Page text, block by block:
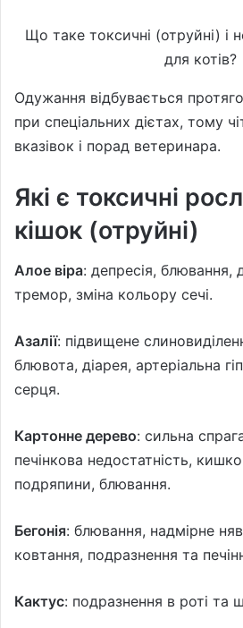
Що таке токсичні (отруйні) і
для котів?
Одужання відбувається
при спеціальних дієтах, тому
вказівок і порад ветеринара.
Які є токсичні
кішок (отруйні)
Алое віра: депресія, блювання,
тремор, зміна кольору сечі.
Азалії: підвищене
блювота, діарея, артеріальна
серця.
Картонне дерево: сильна
печінкова недостатність,
подряпини, блювання.
Бегонія: блювання, надмірне
ковтання, подразнення та
Кактус: подразнення в роті та